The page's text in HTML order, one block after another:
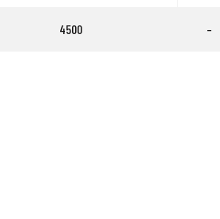
4500 –